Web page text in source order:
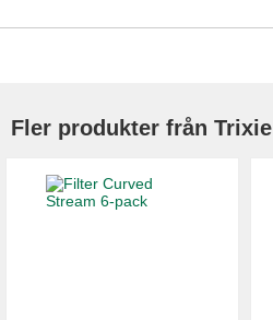
Fler produkter från Trixie